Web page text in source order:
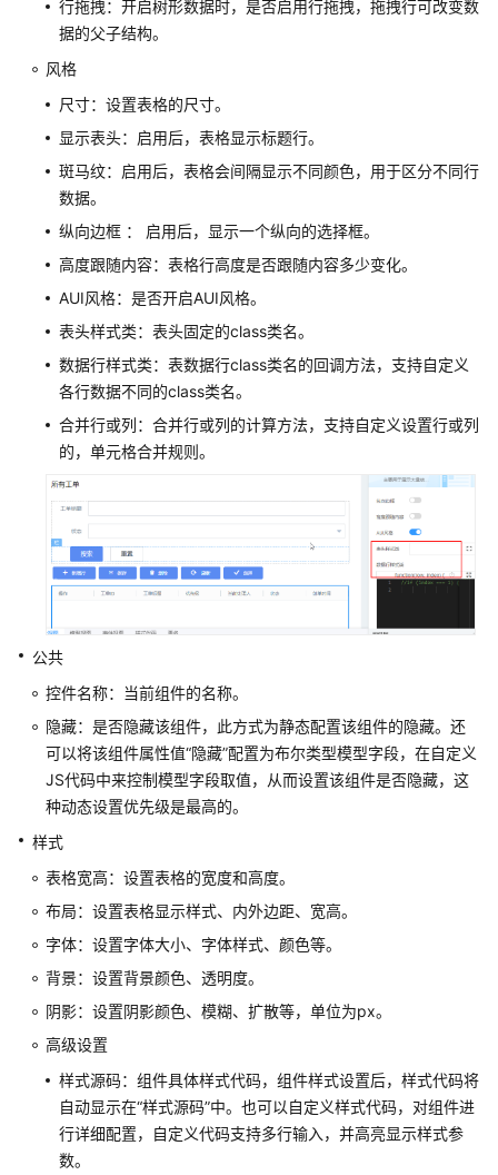
使
用
为
云
轻
应
用
开
应
用
端
使
用
华
为
云
Astro
轻
应
应
用
前
端
用
华
云
Astro
轻
用
进
应
用
集
成
行拖拽：开启树形数据时，是否启用行拖拽，拖拽行可改变数
据的父子结构。
风格
尺寸：设置表格的尺寸。
显示表头：启用后，表格显示标题行。
斑马纹：启用后，表格会间隔显示不同颜色，用于区分不同行
数据。
纵向边框 ： 启用后，显示一个纵向的选择框。
高度跟随内容：表格行高度是否跟随内容多少变化。
AUI风格：是否开启AUI风格。
表头样式类：表头固定的class类名。
数据行样式类：表数据行class类名的回调方法，支持自定义
各行数据不同的class类名。
合并行或列：合并行或列的计算方法，支持自定义设置行或列
的，单元格合并规则。
公共
控件名称：当前组件的名称。
隐藏：是否隐藏该组件，此方式为静态配置该组件的隐藏。还
可以将该组件属性值“隐藏”配置为布尔类型模型字段，在自定义
JS代码中来控制模型字段取值，从而设置该组件是否隐藏，这
种动态设置优先级是最高的。
样式
表格宽高：设置表格的宽度和高度。
布局：设置表格显示样式、内外边距、宽高。
字体：设置字体大小、字体样式、颜色等。
背景：设置背景颜色、透明度。
阴影：设置阴影颜色、模糊、扩散等，单位为px。
高级设置
样式源码：组件具体样式代码，组件样式设置后，样式代码将
自动显示在“样式源码”中。也可以自定义样式代码，对组件进
行详细配置，自定义代码支持多行输入，并高亮显示样式参
数。